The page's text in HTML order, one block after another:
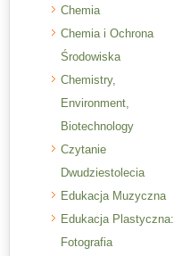
Chemia
Chemia i Ochrona
Środowiska
Chemistry,
Environment,
Biotechnology
Czytanie
Dwudziestolecia
Edukacja Muzyczna
Edukacja Plastyczna:
Fotografia